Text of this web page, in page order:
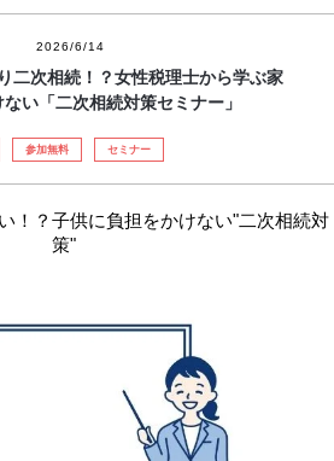
2026/6/14
二次相続！？女性税理士から学ぶ家
い「二次相続対策セミナー」
参加無料 セミナー
！？子供に負担をかけない"二次相続対
策"